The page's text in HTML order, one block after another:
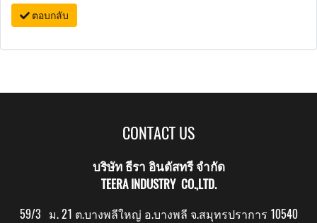
ตอบกลับ
CONTACT US
บริษัท ธีรา อินดัสทรี จำกัด
TEERA INDUSTRY CO.,LTD.
59/3 ม. 21 ต.บางพลีใหญ่ อ.บางพลี จ.สมุทรปราการ 10540